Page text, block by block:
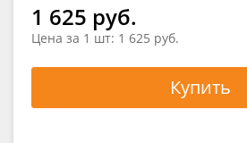
1 625 руб.
Цена за 1 шт: 1 625 руб.
Купить